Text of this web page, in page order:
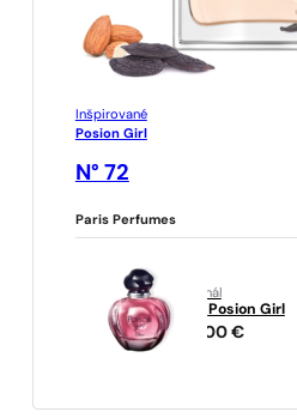
Inšpirované
Posion Girl
N° 72
Paris Perfumes
originál
Posion Girl
94,00 €